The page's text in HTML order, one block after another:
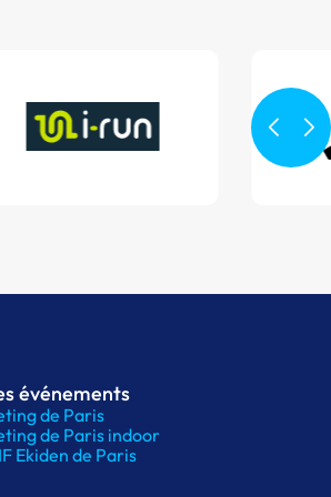
événements
de Paris
de Paris indoor
Ekiden de Paris